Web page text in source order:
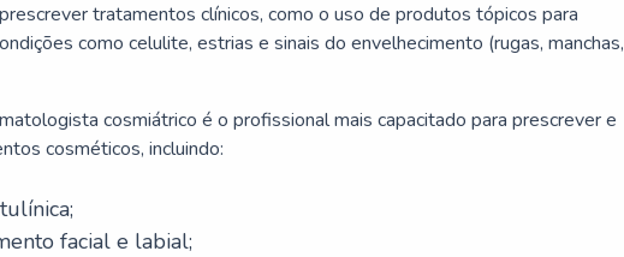
tratamentos clínicos, como o uso de produtos tópicos para
como celulite, estrias e sinais do envelhecimento (rugas, manchas,
cosmiátrico é o profissional mais capacitado para prescrever e
cosméticos, incluindo:
facial e labial;